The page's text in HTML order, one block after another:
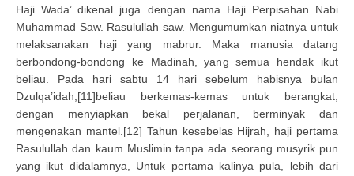
Haji Wada’ dikenal juga dengan nama Haji Perpisahan Nabi
Muhammad Saw. Rasulullah saw. Mengumumkan niatnya untuk
melaksanakan haji yang mabrur. Maka manusia datang
berbondong-bondong ke Madinah, yang semua hendak ikut
beliau. Pada hari sabtu 14 hari sebelum habisnya bulan
Dzulqa’idah,[11]beliau berkemas-kemas untuk berangkat,
dengan menyiapkan bekal perjalanan, berminyak dan
mengenakan mantel.[12] Tahun kesebelas Hijrah, haji pertama
Rasulullah dan kaum Muslimin tanpa ada seorang musyrik pun
yang ikut didalamnya, Untuk pertama kalinya pula, lebih dari